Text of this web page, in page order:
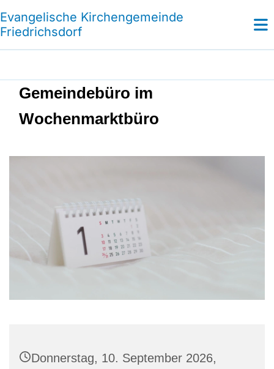
Evangelische Kirchengemeinde
Friedrichsdorf
Gemeindebüro im
Wochenmarktbüro
Donnerstag, 10. September 2026,